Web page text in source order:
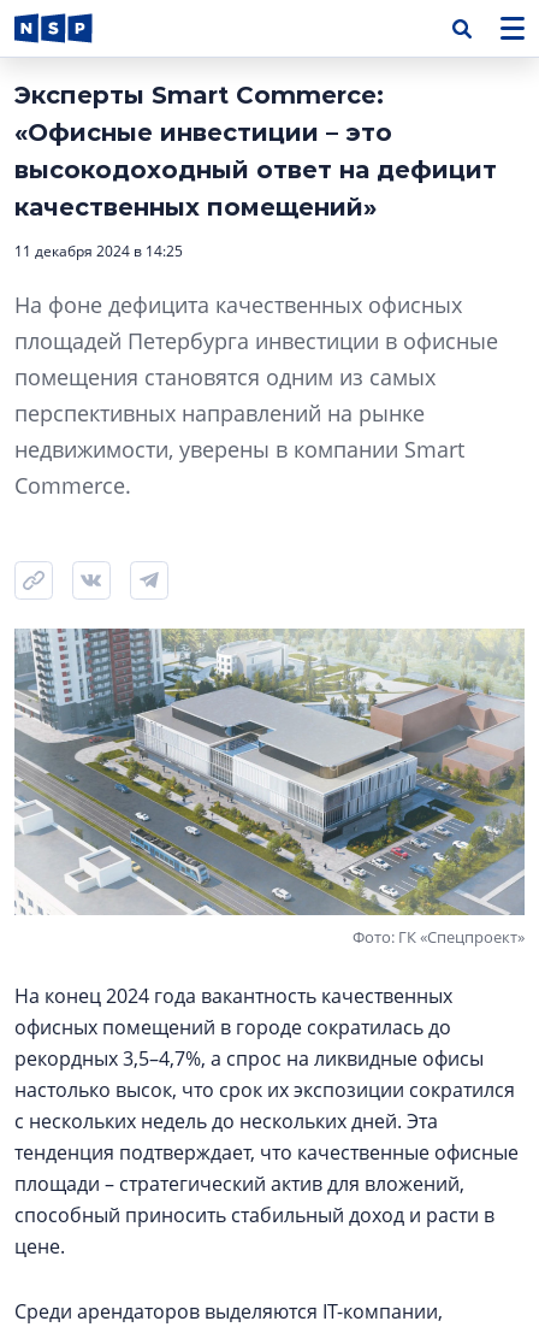
Эксперты Smart Commerce:
«Офисные инвестиции – это
высокодоходный ответ на дефицит
качественных помещений»
11 декабря 2024 в 14:25
На фоне дефицита качественных офисных
площадей Петербурга инвестиции в офисные
помещения становятся одним из самых
перспективных направлений на рынке
недвижимости, уверены в компании Smart
Commerce.
Фото: ГК «Спецпроект»
На конец 2024 года вакантность качественных
офисных помещений в городе сократилась до
рекордных 3,5–4,7%, а спрос на ликвидные офисы
настолько высок, что срок их экспозиции сократился
с нескольких недель до нескольких дней. Эта
тенденция подтверждает, что качественные офисные
площади – стратегический актив для вложений,
способный приносить стабильный доход и расти в
цене.
Среди арендаторов выделяются IT-компании,